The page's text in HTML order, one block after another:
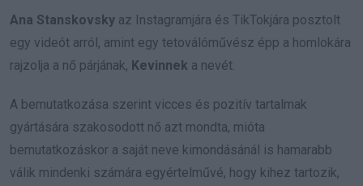
Ana Stanskovsky az Instagramjára és TikTokjára posztolt
egy videót arról, amint egy tetoválóművész épp a homlokára
rajzolja a nő párjának, Kevinnek a nevét.
A bemutatkozása szerint vicces és pozitív tartalmak
gyártására szakosodott nő azt mondta, mióta
bemutatkozáskor a saját neve kimondásánál is hamarabb
válik mindenki számára egyértelművé, hogy kihez tartozik,